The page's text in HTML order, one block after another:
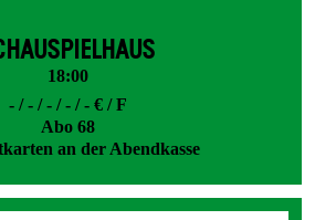
18:00
- / - / - / - / - € / F
Abo 68
an der Abendkasse